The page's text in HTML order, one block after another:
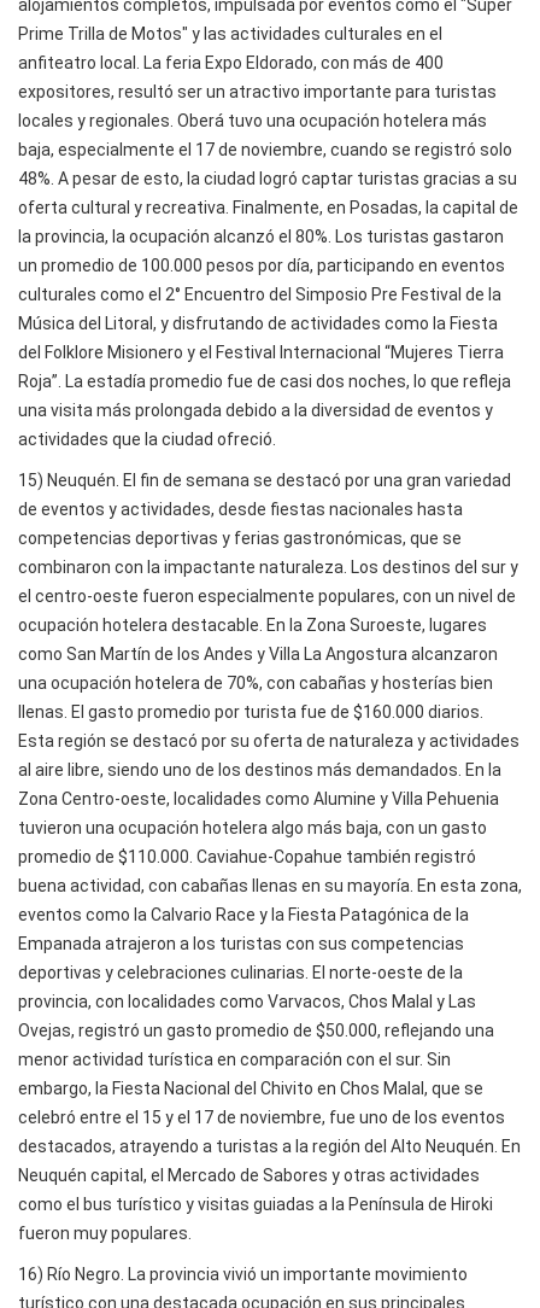
alojamientos completos, impulsada por eventos como el "Súper
Prime Trilla de Motos" y las actividades culturales en el
anfiteatro local. La feria Expo Eldorado, con más de 400
expositores, resultó ser un atractivo importante para turistas
locales y regionales. Oberá tuvo una ocupación hotelera más
baja, especialmente el 17 de noviembre, cuando se registró solo
48%. A pesar de esto, la ciudad logró captar turistas gracias a su
oferta cultural y recreativa. Finalmente, en Posadas, la capital de
la provincia, la ocupación alcanzó el 80%. Los turistas gastaron
un promedio de 100.000 pesos por día, participando en eventos
culturales como el 2° Encuentro del Simposio Pre Festival de la
Música del Litoral, y disfrutando de actividades como la Fiesta
del Folklore Misionero y el Festival Internacional “Mujeres Tierra
Roja”. La estadía promedio fue de casi dos noches, lo que refleja
una visita más prolongada debido a la diversidad de eventos y
actividades que la ciudad ofreció.
15) Neuquén. El fin de semana se destacó por una gran variedad
de eventos y actividades, desde fiestas nacionales hasta
competencias deportivas y ferias gastronómicas, que se
combinaron con la impactante naturaleza. Los destinos del sur y
el centro-oeste fueron especialmente populares, con un nivel de
ocupación hotelera destacable. En la Zona Suroeste, lugares
como San Martín de los Andes y Villa La Angostura alcanzaron
una ocupación hotelera de 70%, con cabañas y hosterías bien
llenas. El gasto promedio por turista fue de $160.000 diarios.
Esta región se destacó por su oferta de naturaleza y actividades
al aire libre, siendo uno de los destinos más demandados. En la
Zona Centro-oeste, localidades como Alumine y Villa Pehuenia
tuvieron una ocupación hotelera algo más baja, con un gasto
promedio de $110.000. Caviahue-Copahue también registró
buena actividad, con cabañas llenas en su mayoría. En esta zona,
eventos como la Calvario Race y la Fiesta Patagónica de la
Empanada atrajeron a los turistas con sus competencias
deportivas y celebraciones culinarias. El norte-oeste de la
provincia, con localidades como Varvacos, Chos Malal y Las
Ovejas, registró un gasto promedio de $50.000, reflejando una
menor actividad turística en comparación con el sur. Sin
embargo, la Fiesta Nacional del Chivito en Chos Malal, que se
celebró entre el 15 y el 17 de noviembre, fue uno de los eventos
destacados, atrayendo a turistas a la región del Alto Neuquén. En
Neuquén capital, el Mercado de Sabores y otras actividades
como el bus turístico y visitas guiadas a la Península de Hiroki
fueron muy populares.
16) Río Negro. La provincia vivió un importante movimiento
turístico con una destacada ocupación en sus principales